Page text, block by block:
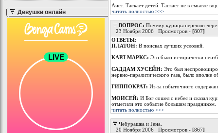
Девушки онлайн
Аист. Таскает детей. Таскает не в смысле
читать полностью >>>
ВОПРОС: Почему курицы перешли
23 Ноября 2006 Просмотров - [807]
ОТВЕТЫ:
ПЛАТОН: В поисках лучших условий.
КАРЛ МАРКС: Это было исторически
САДДАМ ХУСЕЙН: Это был
нервно-паралитического газа, было вполне
ГИППОКРАТ: Из-за избыточного
МОИСЕЙ: И Бог сошел с небес и сказал
отметили это событие большим праздником.
читать полностью >>>
Чебурашка и Гена.
20 Ноября 2006 Просмотров - [867]